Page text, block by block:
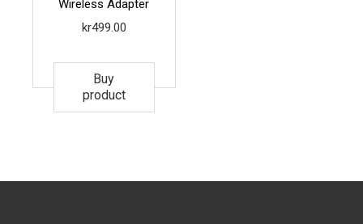
Wireless Adapter
kr499.00
Buy
product